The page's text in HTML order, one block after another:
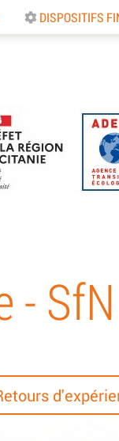
DISPOSITIFS
- SfN